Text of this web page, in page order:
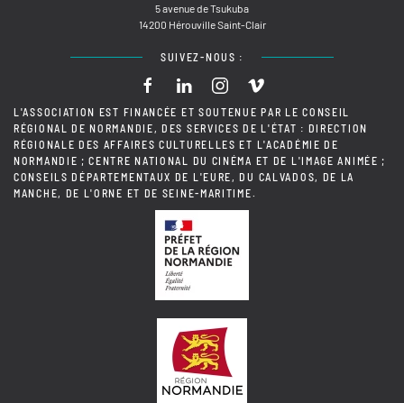
5 avenue de Tsukuba
14200 Hérouville Saint-Clair
SUIVEZ-NOUS :
L'ASSOCIATION EST FINANCÉE ET SOUTENUE PAR LE CONSEIL
RÉGIONAL DE NORMANDIE, DES SERVICES DE L'ÉTAT : DIRECTION
RÉGIONALE DES AFFAIRES CULTURELLES ET L'ACADÉMIE DE
NORMANDIE ; CENTRE NATIONAL DU CINÉMA ET DE L'IMAGE ANIMÉE ;
CONSEILS DÉPARTEMENTAUX DE L'EURE, DU CALVADOS, DE LA
MANCHE, DE L'ORNE ET DE SEINE-MARITIME.